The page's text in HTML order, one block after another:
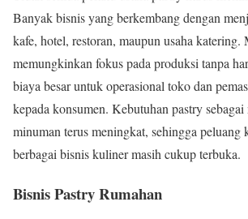
Banyak bisnis yang berkembang dengan
kafe, hotel, restoran, maupun usaha
memungkinkan fokus pada produksi tanpa
biaya besar untuk operasional toko dan
kepada konsumen. Kebutuhan pastry
minuman terus meningkat, sehingga peluang
berbagai bisnis kuliner masih cukup terbuka.
Bisnis Pastry Rumahan